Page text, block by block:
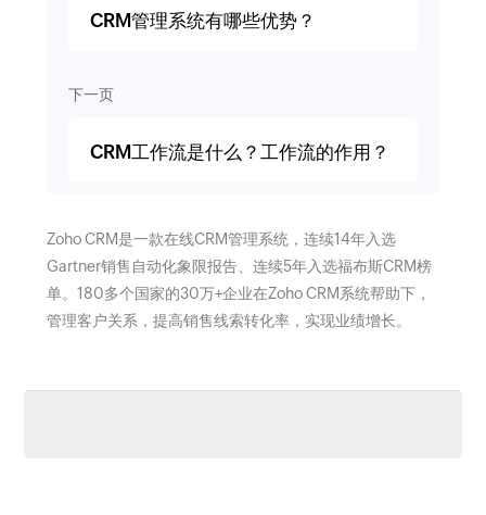
CRM管理系统有哪些优势？
下一页
CRM工作流是什么？工作流的作用？
Zoho CRM是一款在线CRM管理系统，连续14年入选
Gartner销售自动化象限报告、连续5年入选福布斯CRM榜
单。180多个国家的30万+企业在Zoho CRM系统帮助下，
管理客户关系，提高销售线索转化率，实现业绩增长。